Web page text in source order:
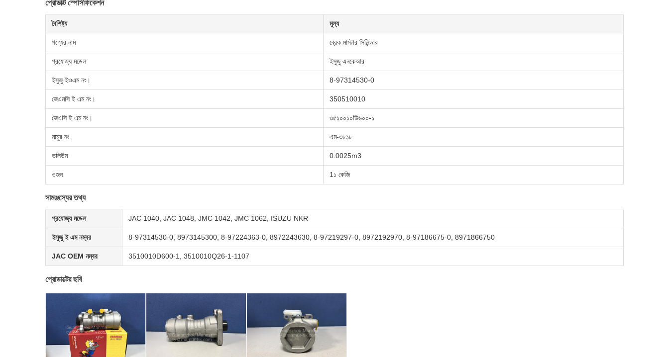
প্রোডাক্ট স্পেসিফিকেশন
বৈশিষ্ট্য মূল্য
পণ্যের নাম ব্রেক মাস্টার সিলিন্ডার
প্রযোজ্য মডেল ইসুজু এনকেআর
ইসুজু ইওএম নং। 8-97314530-0
জেএমসি ই এম নং। 350510010
জেএসি ই এম নং। ৩৫১০০১০ডি৬০০-১
মামুর নং. এম-৩৮১৮
ভলিউম 0.0025m3
ওজন 1১ কেজি
সামঞ্জস্যের তথ্য
প্রযোজ্য মডেল JAC 1040, JAC 1048, JMC 1042, JMC 1062, ISUZU NKR
ইসুজু ই এম নম্বর 8-97314530-0, 8973145300, 8-97224363-0, 8972243630, 8-97219297-0, 8972192970, 8-97186675-0, 8971866750
JAC OEM নম্বর 3510010D600-1, 3510010Q26-1-1107
প্রোডাক্টের ছবি